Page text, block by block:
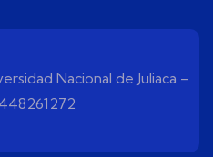
Nacional de Juliaca –